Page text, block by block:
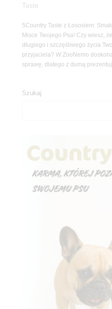
Taste
5Country Taste z Łososiem:
Misce Twojego Psa! Czy wiesz,
długiego i szczęśliwego życia
przyjaciela? W ZooNemo
sprawę, dlatego z dumą
Szukaj